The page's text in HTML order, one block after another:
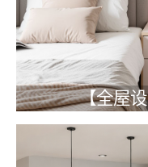
【全屋